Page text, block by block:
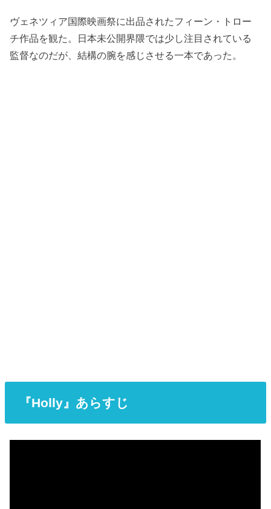
ヴェネツィア国際映画祭に出品されたフィーン・トロー
チ作品を観た。日本未公開界隈では少し注目されている
監督なのだが、結構の腕を感じさせる一本であった。
『Holly』あらすじ